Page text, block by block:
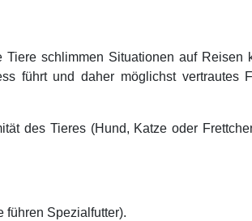
schlimmen Situationen auf Reisen
führt und daher möglichst vertrautes
des Tieres (Hund, Katze oder
führen Spezialfutter).